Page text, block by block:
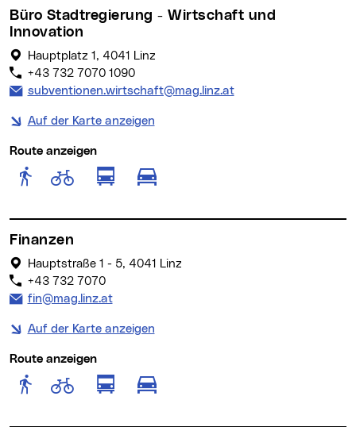
Büro Stadtregierung - Wirtschaft und
Innovation
Hauptplatz 1, 4041 Linz
+43 732 7070 1090
E-Mail Adresse:
subventionen.wirtschaft@mag.linz.at
Auf der Karte anzeigen
Route anzeigen
Route anzeigen für Fußgänger
Route anzeigen für
Route anzeigen für
Route anzeigen für
Finanzen
Hauptstraße 1 - 5, 4041 Linz
+43 732 7070
E-Mail Adresse:
fin@mag.linz.at
Auf der Karte anzeigen
Route anzeigen
Route anzeigen für Fußgänger
Route anzeigen für
Route anzeigen für
Route anzeigen für